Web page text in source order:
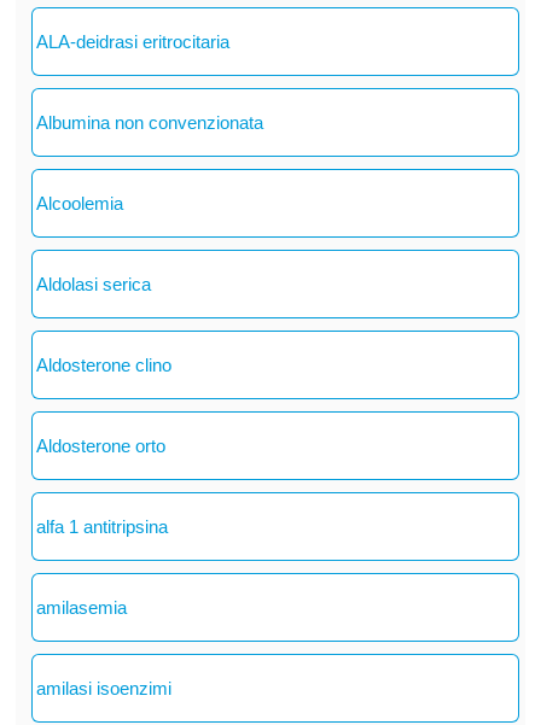
ALA-deidrasi eritrocitaria
Albumina non convenzionata
Alcoolemia
Aldolasi serica
Aldosterone clino
Aldosterone orto
alfa 1 antitripsina
amilasemia
amilasi isoenzimi